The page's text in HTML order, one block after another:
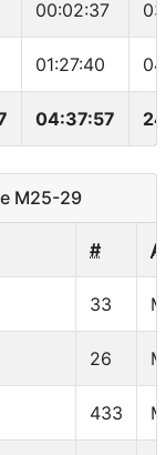
00:02:37
01:27:40
04:37:57
M25-29
#
33
26
433